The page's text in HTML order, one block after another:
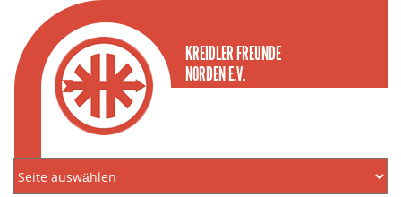
KREIDLER FREUNDE
NORDEN E.V.